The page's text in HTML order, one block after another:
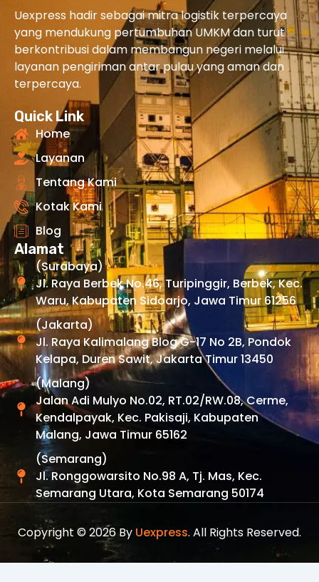
Uexpress hadir sebagai mitra logistik terpercaya
yang mendukung pertumbuhan UMKM dan turut
berkontribusi dalam membangun negeri melalui
layanan pengiriman antar pulau yang aman dan
terpercaya.
Quick Link
Home
Layanan
Tentang Kami
Kotak Kami
Blog
Alamat
(Surabaya)
Jl. Raya Berbek No.46, Turipinggir, Berbek, Kec.
Waru, Kabupaten Sidoarjo, Jawa Timur 61256
(Jakarta)
Jl. Raya Kalimalang Blog G-17 No 2B, Pondok
Kelapa, Duren Sawit, Jakarta Timur 13450
(Malang)
Jalan Adi Mulyo No.02, RT.02/RW.08, Cerme,
Kendalpayak, Kec. Pakisaji, Kabupaten
Malang, Jawa Timur 65162
(Semarang)
Jl. Ronggowarsito No.98 A, Tj. Mas, Kec.
Semarang Utara, Kota Semarang 50174
Copyright © 2026 By Uexpress. All Rights Reserved.